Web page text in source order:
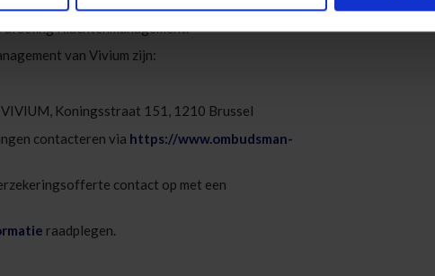
u contact opnemen met
afdeling Klachtenmanagement.
van Vivium zijn:
Koningsstraat 151, 1210 Brussel
contacteren via https://www.ombudsman-
contact op met een
raadplegen.